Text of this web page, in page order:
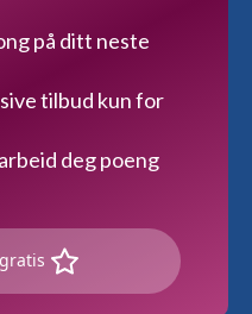
på ditt neste
tilbud kun for
deg poeng